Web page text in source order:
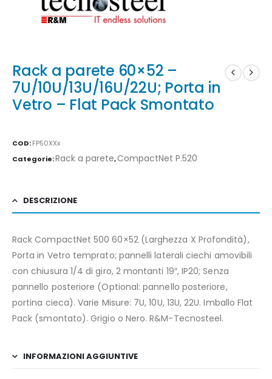
Rack a parete 60×52 –
7U/10U/13U/16U/22U; Porta in
Vetro – Flat Pack Smontato
COD:FP50XXx
Categorie:Rack a parete,CompactNet P.520
DESCRIZIONE
Rack CompactNet 500 60×52 (Larghezza X Profondità),
Porta in Vetro temprato; pannelli laterali ciechi amovibili
con chiusura 1/4 di giro, 2 montanti 19″, IP20; Senza
pannello posteriore (Optional: pannello posteriore,
portina cieca). Varie Misure: 7U, 10U, 13U, 22U. Imballo Flat
Pack (smontato). Grigio o Nero. R&M-Tecnosteel.
INFORMAZIONI AGGIUNTIVE